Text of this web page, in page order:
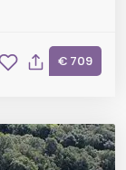
€ 709